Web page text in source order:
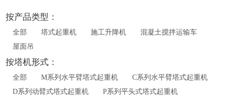
按产品类型：
全部 塔式起重机 施工升降机
混凝土搅拌运输车
屋面吊
按塔机形式：
全部 M系列水平臂塔式起重机
C系列水平臂塔式起重机
D系列动臂式塔式起重机
P系列平头式塔式起重机